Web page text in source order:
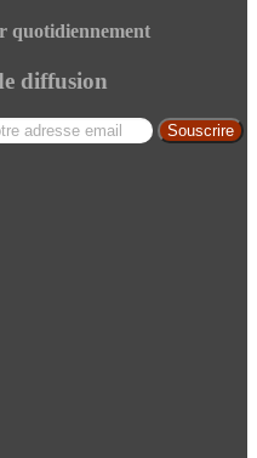
quotidiennement
diffusion